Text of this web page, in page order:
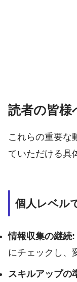
読者の皆様
これらの重要な
ていただける具
個人レベル
情報収集の継続:
にチェックし、
スキルアップの